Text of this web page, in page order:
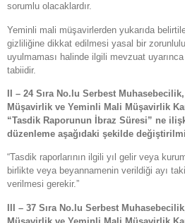
sorumlu olacaklardır.
Yeminli mali müşavirlerden yukarıda
gizliliğine dikkat edilmesi yasal bir
uyulmaması halinde ilgili mevzuat
tabiidir.
II – 24 Sıra No.lu Serbest
Müşavirlik ve Yeminli Mali Müşavirlik
“Tasdik Raporunun İbraz Süresi” ne
düzenleme aşağıdaki şekilde
“Tasdik raporlarının ilgili yıl gelir veya
birlikte veya beyannamenin verildiği ayı
verilmesi gerekir.”
III – 37 Sıra No.lu Serbest